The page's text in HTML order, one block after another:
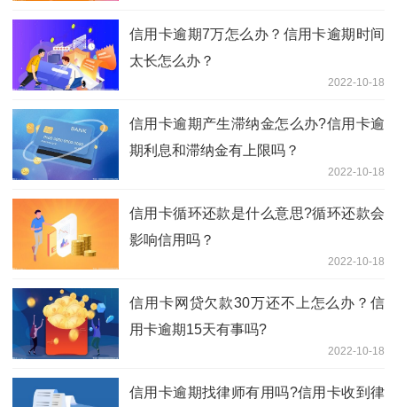
信用卡逾期7万怎么办？信用卡逾期时间
太长怎么办？
2022-10-18
信用卡逾期产生滞纳金怎么办?信用卡逾
期利息和滞纳金有上限吗？
2022-10-18
信用卡循环还款是什么意思?循环还款会
影响信用吗？
2022-10-18
信用卡网贷欠款30万还不上怎么办？信
用卡逾期15天有事吗?
2022-10-18
信用卡逾期找律师有用吗?信用卡收到律